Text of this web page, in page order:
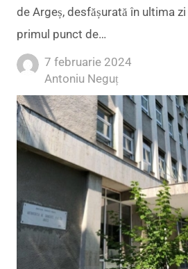
de Argeș, desfășurată în ultima
primul punct de…
7 februarie 2024
Author
Antoniu Neguț